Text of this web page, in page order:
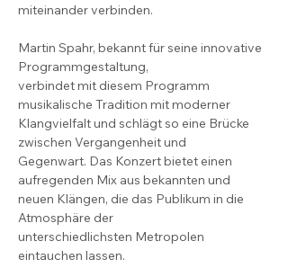
miteinander verbinden.
Martin Spahr, bekannt für seine innovative
Programmgestaltung,
verbindet mit diesem Programm
musikalische Tradition mit moderner
Klangvielfalt und schlägt so eine Brücke
zwischen Vergangenheit und
Gegenwart. Das Konzert bietet einen
aufregenden Mix aus bekannten und
neuen Klängen, die das Publikum in die
Atmosphäre der
unterschiedlichsten Metropolen
eintauchen lassen.